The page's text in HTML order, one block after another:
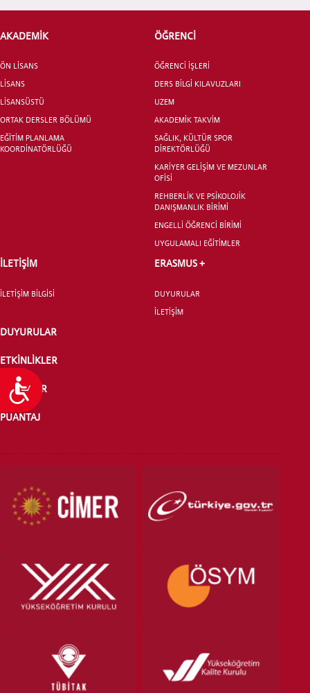
Ulaşılabilirlik
AKADEMİK
ÖN LİSANS
LİSANS
LİSANSÜSTÜ
ORTAK DERSLER BÖLÜMÜ
EĞİTİM PLANLAMA
KOORDİNATÖRLÜĞÜ
ÖĞRENCİ
ÖĞRENCİ İŞLERİ
DERS BİLGİ KILAVUZLARI
UZEM
AKADEMİK TAKVİM
SAĞLIK, KÜLTÜR SPOR
DİREKTÖRLÜĞÜ
KARİYER GELİŞİM VE MEZUNLAR
OFİSİ
REHBERLİK VE PSİKOLOJİK
DANIŞMANLIK BİRİMİ
ENGELLİ ÖĞRENCİ BİRİMİ
UYGULAMALI EĞİTİMLER
İLETİŞİM
İLETİŞİM BİLGİSİ
ERASMUS +
DUYURULAR
İLETİŞİM
DUYURULAR
ETKİNLİKLER
HABERLER
PUANTAJ